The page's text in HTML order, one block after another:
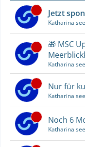
Jetzt
Katharina
🎁 MSC
Katharina
Nur für
Katharina
Noch 6
Katharina